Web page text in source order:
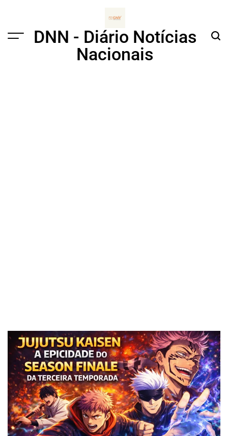
Menu
DNN - Diário Notícias
Nacionais